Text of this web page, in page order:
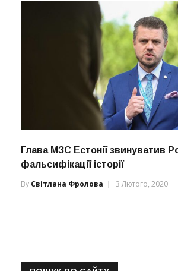
Глава МЗС Естонії звинуватив
фальсифікації історії
By Світлана Фролова 3 Лютого, 2020